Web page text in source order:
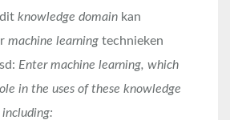
knowledge domain kan
machine learning technieken
Enter machine learning, which
in the uses of these knowledge